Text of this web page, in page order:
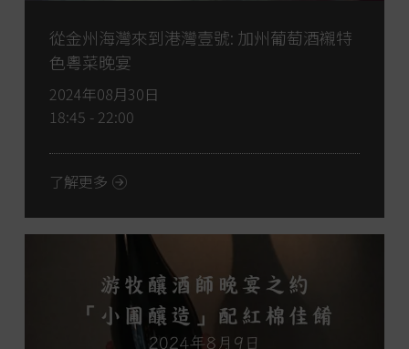
從金州海灣來到港灣壹號: 加州葡萄酒襯特
色粵菜晚宴
2024年08月30日
18:45 - 22:00
了解更多